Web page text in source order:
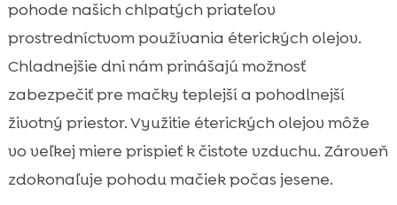
pohode našich chlpatých priateľov
prostredníctvom používania éterických olejov.
Chladnejšie dni nám prinášajú možnosť
zabezpečiť pre mačky teplejší a pohodlnejší
životný priestor. Využitie éterických olejov môže
vo veľkej miere prispieť k čistote vzduchu. Zároveň
zdokonaľuje pohodu mačiek počas jesene.